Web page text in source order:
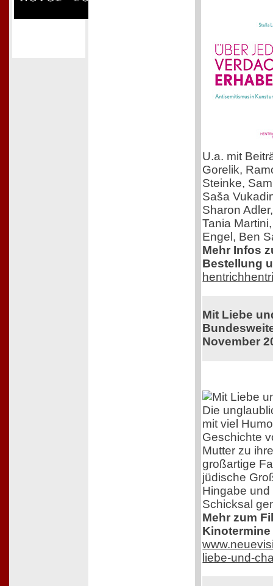
U.a. mit
Gorelik,
Steinke,
Saša
Sharon
Tania
Engel, Ben
Mehr Infos
Bestellung
Mit Liebe
November
Die
mit viel
Geschichte
Mutter zu
großartige
jüdische
Hingabe
Schicksal
Mehr zum
liebe-und-